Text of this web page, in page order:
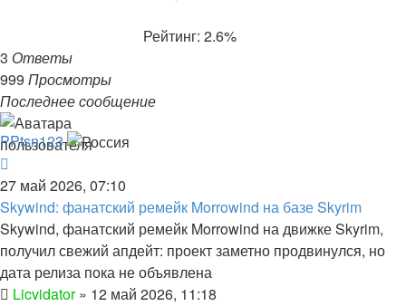
Рейтинг: 2.6%
3 Ответы
999 Просмотры
Последнее сообщение
PPtsn123
27 май 2026, 07:10
Skywind: фанатский ремейк Morrowind на базе Skyrim
Skywind, фанатский ремейк Morrowind на движке Skyrim,
получил свежий апдейт: проект заметно продвинулся, но
дата релиза пока не объявлена
Licvidator» 12 май 2026, 11:18